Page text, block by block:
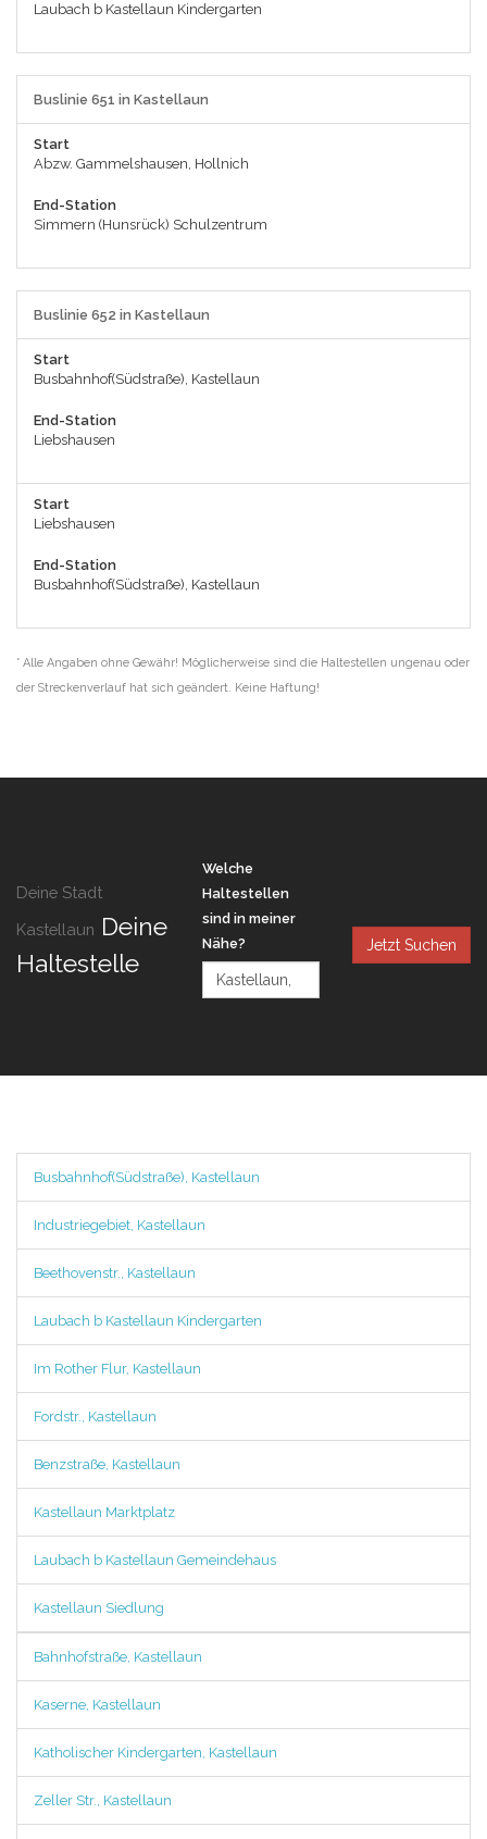
Laubach b Kastellaun Kindergarten
Buslinie 651 in Kastellaun
Start
Abzw. Gammelshausen, Hollnich
End-Station
Simmern (Hunsrück) Schulzentrum
Buslinie 652 in Kastellaun
Start
Busbahnhof(Südstraße), Kastellaun
End-Station
Liebshausen
Start
Liebshausen
End-Station
Busbahnhof(Südstraße), Kastellaun
* Alle Angaben ohne Gewähr! Möglicherweise sind die Haltestellen ungenau oder
der Streckenverlauf hat sich geändert. Keine Haftung!
Deine Stadt
Kastellaun Deine
Haltestelle
Welche
Haltestellen
sind in meiner
Nähe?
Jetzt Suchen
Busbahnhof(Südstraße), Kastellaun
Industriegebiet, Kastellaun
Beethovenstr., Kastellaun
Laubach b Kastellaun Kindergarten
Im Rother Flur, Kastellaun
Fordstr., Kastellaun
Benzstraße, Kastellaun
Kastellaun Marktplatz
Laubach b Kastellaun Gemeindehaus
Kastellaun Siedlung
Bahnhofstraße, Kastellaun
Kaserne, Kastellaun
Katholischer Kindergarten, Kastellaun
Zeller Str., Kastellaun